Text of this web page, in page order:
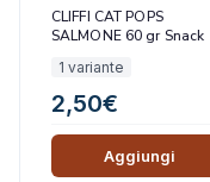
CLIFFI CAT POPS
SALMONE 60 gr Snack
1 variante
2,50€
Aggiungi